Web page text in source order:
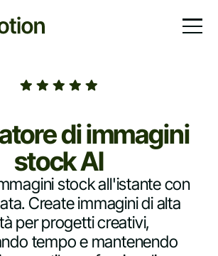
di immagini
stock AI
stock all'istante con
Create immagini di alta
per progetti creativi,
tempo e mantenendo